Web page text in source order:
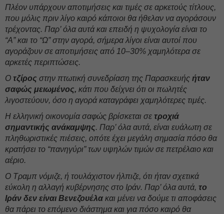
Πλέον υπάρχουν αποτιμήσεις και τιμές σε αρκετούς τίτλους,
που μόλις πριν λίγο καιρό κάποιοι θα ήθελαν να αγοράσουν
τρέχοντας. Παρ’ όλα αυτά και επειδή η ψυχολογία είναι το
“A” και το “Ω” στην αγορά, σήμερα λίγοι είναι αυτοί που
αγοράζουν σε αποτιμήσεις από 10–30% χαμηλότερα σε
αρκετές περιπτώσεις.
Ο τζίρος στην πτωτική συνεδρίαση της Παρασκευής ήταν
σαφώς μειωμένος, κάτι που δείχνει ότι οι πωλητές
λιγοστεύουν, όσο η αγορά καταγράφει χαμηλότερες τιμές.
Η ελληνική οικονομία σαφώς βρίσκεται σε τροχιά
σημαντικής ανάκαμψης. Παρ’ όλα αυτά, είναι ευάλωτη σε
πληθωριστικές πιέσεις, οπότε έχει μεγάλη σημασία πόσο θα
κρατήσει το “πανηγύρι” των υψηλών τιμών σε πετρέλαιο και
αέριο.
Ο Τραμπ νόμιζε, ή τουλάχιστον ήλπιζε, ότι ήταν σχετικά
εύκολη η αλλαγή κυβέρνησης στο Ιράν. Παρ’ όλα αυτά, το
Ιράν δεν είναι Βενεζουέλα και μένει να δούμε τι αποφάσεις
θα πάρει το επόμενο διάστημα και για πόσο καιρό θα